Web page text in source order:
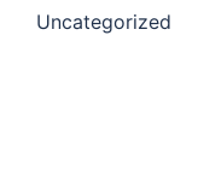
Uncategorized